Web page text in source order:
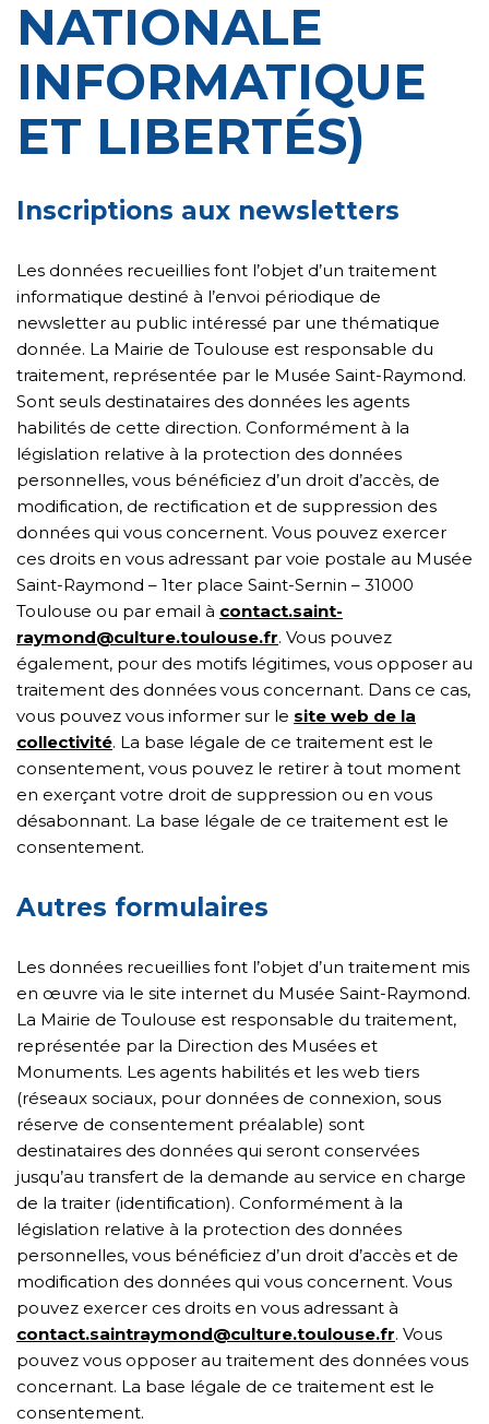
NATIONALE
INFORMATIQUE
ET LIBERTÉS)
Inscriptions aux newsletters
Les données recueillies font l’objet d’un traitement
informatique destiné à l’envoi périodique de
newsletter au public intéressé par une thématique
donnée. La Mairie de Toulouse est responsable du
traitement, représentée par le Musée Saint-Raymond.
Sont seuls destinataires des données les agents
habilités de cette direction. Conformément à la
législation relative à la protection des données
personnelles, vous bénéficiez d’un droit d’accès, de
modification, de rectification et de suppression des
données qui vous concernent. Vous pouvez exercer
ces droits en vous adressant par voie postale au Musée
Saint-Raymond – 1ter place Saint-Sernin – 31000
Toulouse ou par email à contact.saint-
raymond@culture.toulouse.fr. Vous pouvez
également, pour des motifs légitimes, vous opposer au
traitement des données vous concernant. Dans ce cas,
vous pouvez vous informer sur le site web de la
collectivité. La base légale de ce traitement est le
consentement, vous pouvez le retirer à tout moment
en exerçant votre droit de suppression ou en vous
désabonnant. La base légale de ce traitement est le
consentement.
Autres formulaires
Les données recueillies font l’objet d’un traitement mis
en œuvre via le site internet du Musée Saint-Raymond.
La Mairie de Toulouse est responsable du traitement,
représentée par la Direction des Musées et
Monuments. Les agents habilités et les web tiers
(réseaux sociaux, pour données de connexion, sous
réserve de consentement préalable) sont
destinataires des données qui seront conservées
jusqu’au transfert de la demande au service en charge
de la traiter (identification). Conformément à la
législation relative à la protection des données
personnelles, vous bénéficiez d’un droit d’accès et de
modification des données qui vous concernent. Vous
pouvez exercer ces droits en vous adressant à
contact.saintraymond@culture.toulouse.fr. Vous
pouvez vous opposer au traitement des données vous
concernant. La base légale de ce traitement est le
consentement.